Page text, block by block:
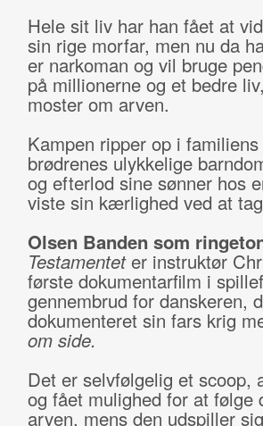
Hele sit liv har han fået at
sin rige morfar, men nu da
er narkoman og vil bruge
på millionerne og et bedre
moster om arven.
Kampen ripper op i
brødrenes ulykkelige
og efterlod sine sønner hos
viste sin kærlighed ved at
Olsen Banden som
Testamenteter instruktør
første dokumentarfilm i
gennembrud for danskeren,
dokumenteret sin fars krig
om side.
Det er selvfølgelig et scoop,
og fået mulighed for at følge
arven, mens den udspiller